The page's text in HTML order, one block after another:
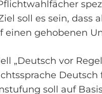
soll es sein,
gehobenen
„Deutsch vor
soll auf